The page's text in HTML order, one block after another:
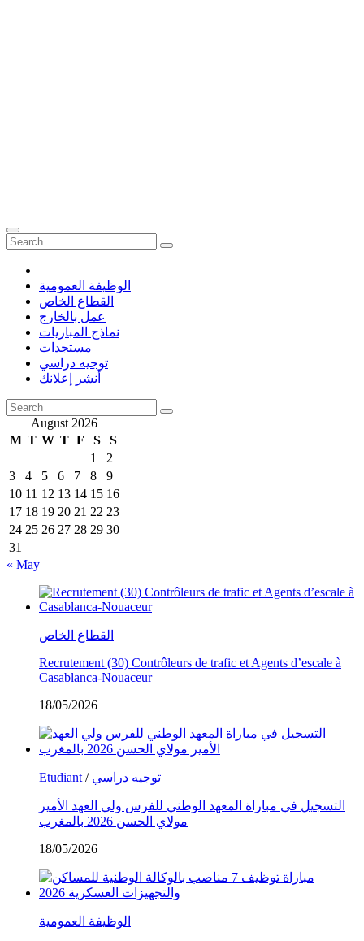
الوظيفة العمومية
القطاع الخاص
عمل بالخارج
نماذج المباريات
مستجدات
توجيه دراسي
أنشر إعلانك
August 2026
M T W T F S
S
1
2
3
4 5 6 7 8
9
10 11 12 13 14 15 16
17 18 19 20 21 22 23
24 25 26 27 28 29 30
31
« May
القطاع الخاص
Recrutement (30) Contrôleurs de trafic et Agents d’escale à
Casablanca-Nouaceur
18/05/2026
Etudiant / توجيه دراسي
التسجيل في مباراة المعهد الوطني للفرس ولي العهد الأمير
مولاي الحسن 2026 بالمغرب
18/05/2026
الوظيفة العمومية